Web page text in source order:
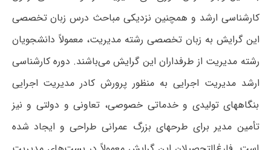
کارشناسی ارشد و همچنین نزدیکی مباحث درس زبان تخصصی
این گرایش به زبان تخصصی رشته مدیریت، معمولاً دانشجویان
رشته مدیریت از طرفداران این گرایش می‌باشند. دوره کارشناسی
ارشد مدیریت اجرایی به منظور پرورش کادر مدیریت اجرایی
بنگاه­های تولیدی و خدماتی خصوصی، تعاونی و دولتی و نیز
تأمین مدیر برای طرح­های بزرگ عمرانی طراحی و ایجاد شده